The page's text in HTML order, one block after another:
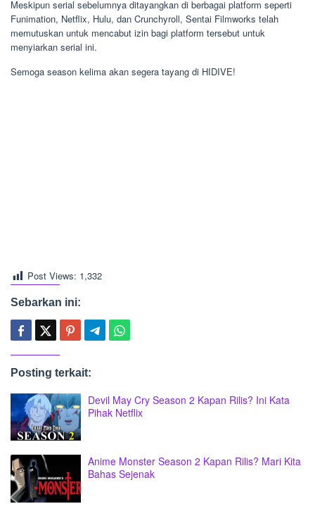
Meskipun serial sebelumnya ditayangkan di berbagai platform seperti
Funimation, Netflix, Hulu, dan Crunchyroll, Sentai Filmworks telah
memutuskan untuk mencabut izin bagi platform tersebut untuk
menyiarkan serial ini.
Semoga season kelima akan segera tayang di HIDIVE!
Post Views: 1,332
Sebarkan ini:
Posting terkait:
Devil May Cry Season 2 Kapan Rilis? Ini Kata
Pihak Netflix
Anime Monster Season 2 Kapan Rilis? Mari Kita
Bahas Sejenak